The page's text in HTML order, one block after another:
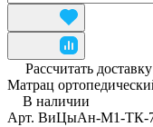
Рассчитать доставку
Матрац
В наличии
Арт. ВиЦыАн-М1-ТК-